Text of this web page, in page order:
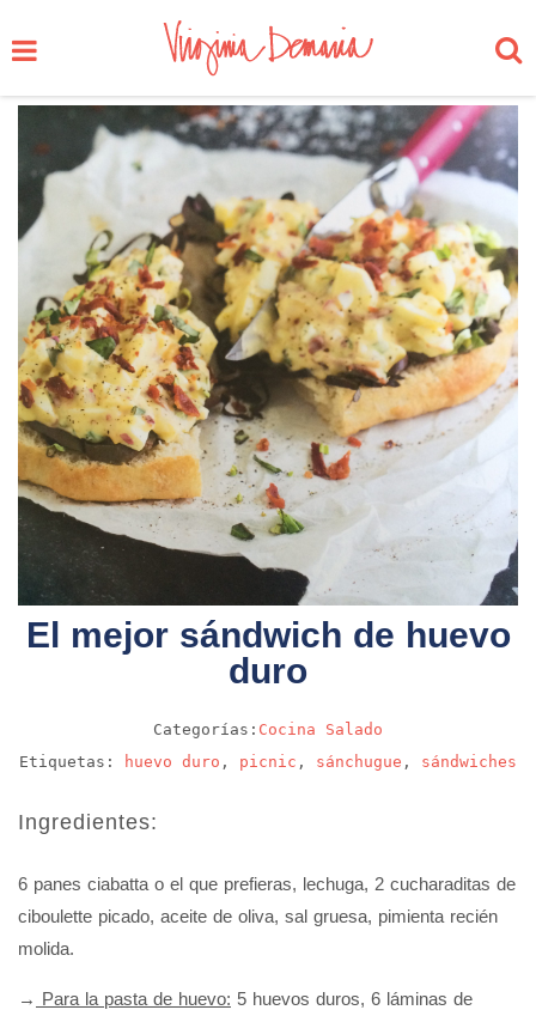
El mejor sándwich de huevo
duro
Categorías: Cocina
Salado
Etiquetas:
huevo duro , picnic , sánchugue , sándwiches
Ingredientes:
6 panes ciabatta o el que prefieras, lechuga, 2 cucharaditas de
ciboulette picado, aceite de oliva, sal gruesa, pimienta recién
molida.
→ Para la pasta de huevo: 5 huevos duros, 6 láminas de